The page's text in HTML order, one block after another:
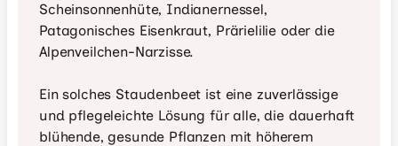
Scheinsonnenhüte, Indianernessel,
Patagonisches Eisenkraut, Prärielilie oder die
Alpenveilchen-Narzisse.
Ein solches Staudenbeet ist eine zuverlässige
und pflegeleichte Lösung für alle, die dauerhaft
blühende, gesunde Pflanzen mit höherem